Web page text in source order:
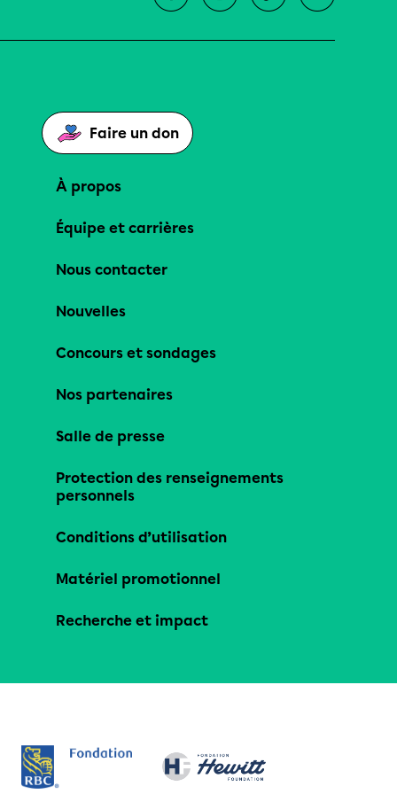
Faire un don
À propos
Équipe et carrières
Nous contacter
Nouvelles
Concours et sondages
Nos partenaires
Salle de presse
Protection des renseignements
personnels
Conditions d’utilisation
Matériel promotionnel
Recherche et impact